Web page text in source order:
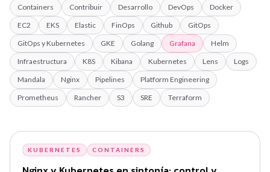
Containers
Contribuir Desarrollo DevOps
Docker
EC2
EKS Elastic FinOps Github
GitOps
GitOps y Kubernetes
GKE Golang Grafana
Helm
Infraestructura
K8S Kibana Kubernetes Lens
Logs
Mandala
Nginx Pipelines
Platform Engineering
Prometheus
Rancher S3 SRE Terraform
KUBERNETES CONTAINERS